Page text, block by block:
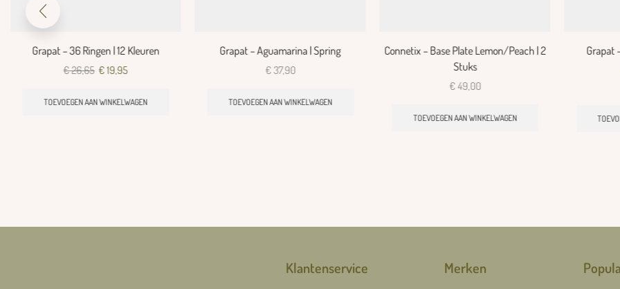
Grapat – 36 Ringen | 12 Kleuren
€26,65 €19,95
TOEVOEGEN AAN WINKELWAGEN
Grapat – Aguamarina | Spring
€37,90
TOEVOEGEN AAN WINKELWAGEN
Connetix – Base Plate Lemon/Peach | 2
Stuks
€49,00
TOEVOEGEN AAN WINKELWAGEN
Grapat
Klantenservice Merken